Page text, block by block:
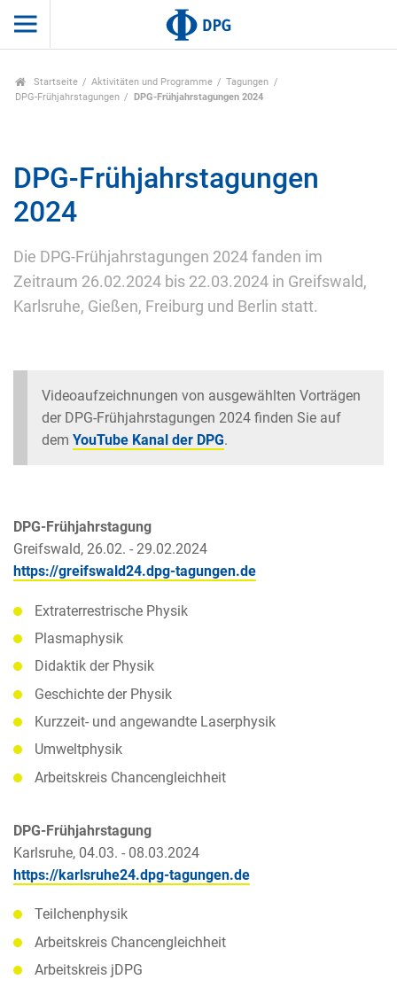
Startseite Aktivitäten und Programme
Tagungen
DPG-Frühjahrstagungen
DPG-Frühjahrstagungen 2024
DPG-Frühjahrstagungen
2024
Die DPG-Frühjahrstagungen 2024 fanden im
Zeitraum 26.02.2024 bis 22.03.2024 in Greifswald,
Karlsruhe, Gießen, Freiburg und Berlin statt.
Videoaufzeichnungen von ausgewählten Vorträgen
der DPG-Frühjahrstagungen 2024 finden Sie auf
dem YouTube Kanal der DPG.
DPG-Frühjahrstagung
Greifswald, 26.02. - 29.02.2024
https://greifswald24.dpg-tagungen.de
Extraterrestrische Physik
Plasmaphysik
Didaktik der Physik
Geschichte der Physik
Kurzzeit- und angewandte Laserphysik
Umweltphysik
Arbeitskreis Chancengleichheit
DPG-Frühjahrstagung
Karlsruhe, 04.03. - 08.03.2024
https://karlsruhe24.dpg-tagungen.de
Teilchenphysik
Arbeitskreis Chancengleichheit
Arbeitskreis jDPG